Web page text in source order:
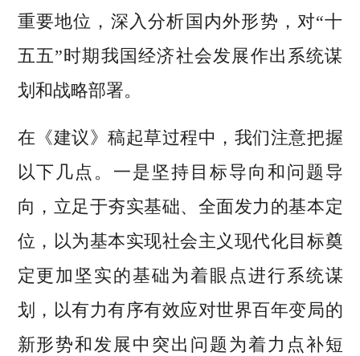
重要地位，深入分析国内外形势，对“十
五五”时期我国经济社会发展作出系统谋
划和战略部署。
在《建议》稿起草过程中，我们注意把握
以下几点。一是坚持目标导向和问题导
向，立足于夯实基础、全面发力的基本定
位，以为基本实现社会主义现代化目标奠
定更加坚实的基础为着眼点进行系统谋
划，以有力有序有效应对世界百年变局的
新形势和发展中突出问题为着力点补短